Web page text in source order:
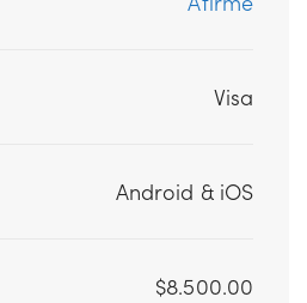
Visa
Android & iOS
$8.500.00